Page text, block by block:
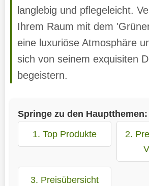
langlebig und pflegeleicht.
Ihrem Raum mit dem
eine luxuriöse Atmosphäre
sich von seinem exquisiten
begeistern.
Springe zu den Hauptthemen:
1. Top Produkte
2.
3. Preisübersicht